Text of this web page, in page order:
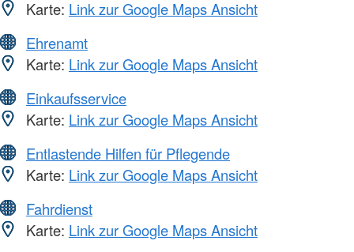
Karte: Link zur Google Maps Ansicht
Ehrenamt
Karte: Link zur Google Maps Ansicht
Einkaufsservice
Karte: Link zur Google Maps Ansicht
Entlastende Hilfen für Pflegende
Karte: Link zur Google Maps Ansicht
Fahrdienst
Karte: Link zur Google Maps Ansicht